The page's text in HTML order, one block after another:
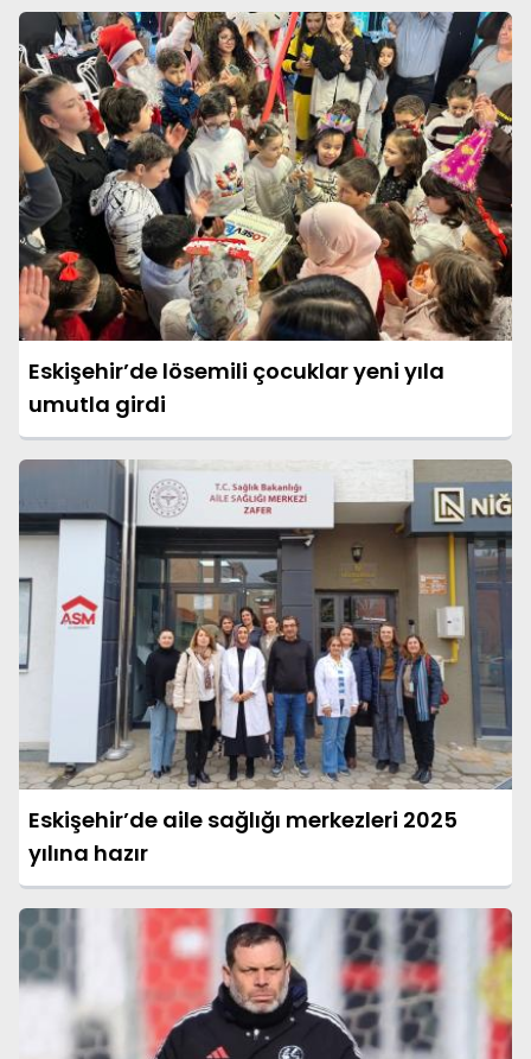
Eskişehir’de lösemili çocuklar yeni yıla
umutla girdi
Eskişehir’de aile sağlığı merkezleri 2025
yılına hazır